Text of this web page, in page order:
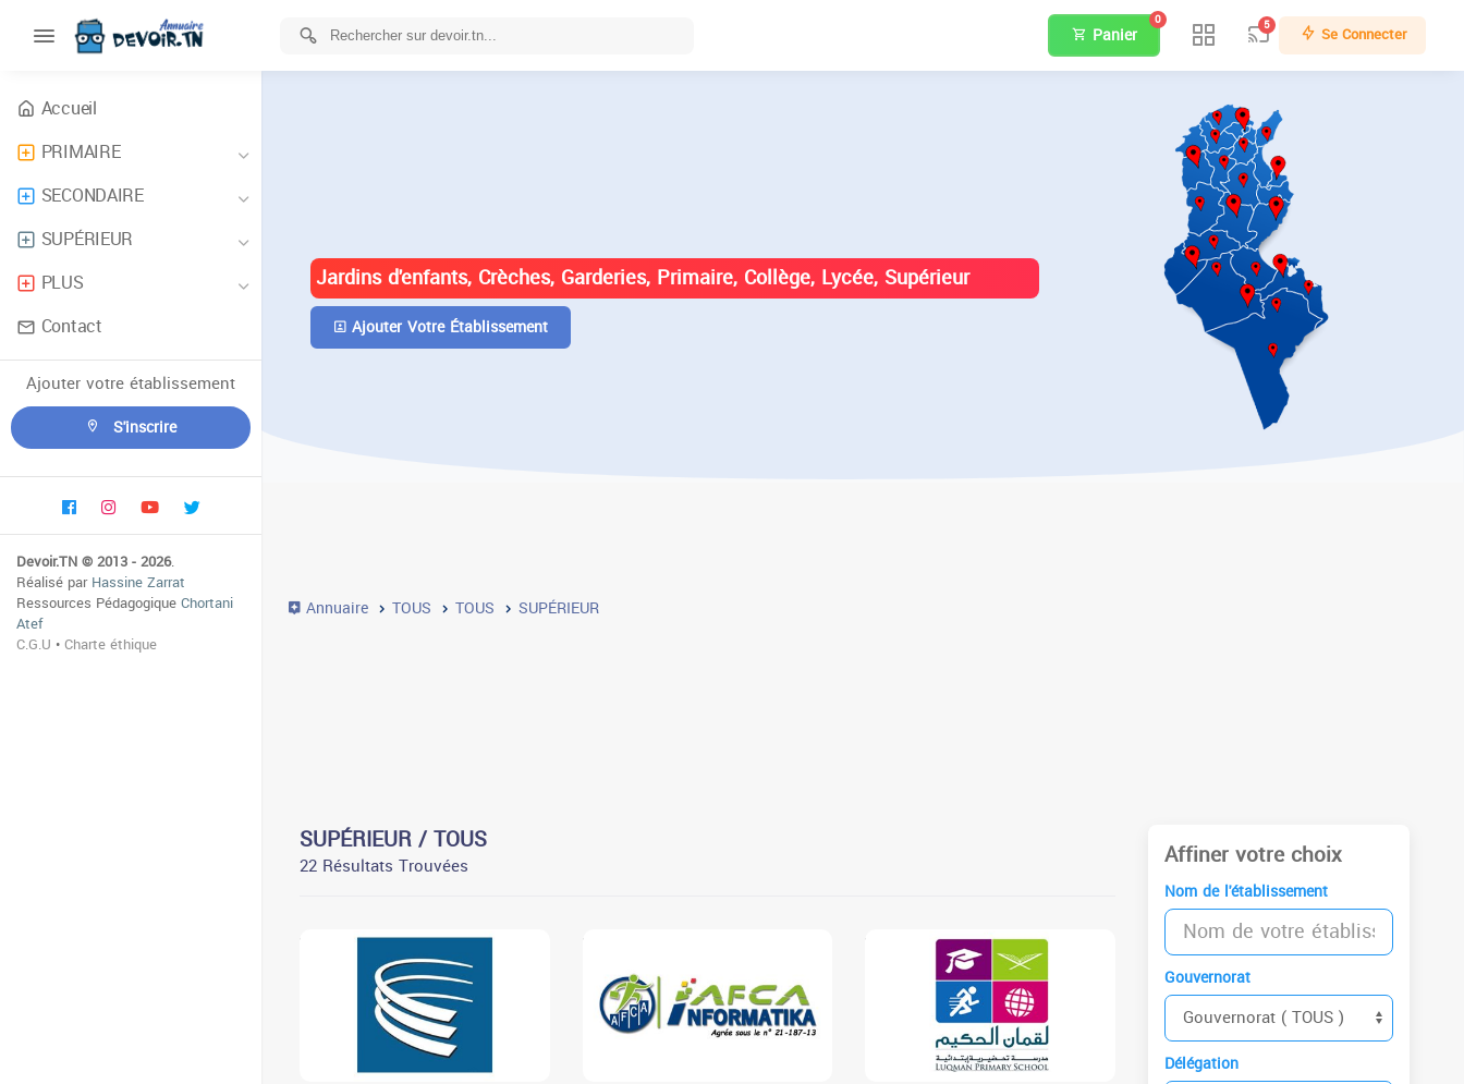
Accueil
PRIMAIRE
SECONDAIRE
SUPÉRIEUR
PLUS
Contact
Ajouter votre établissement
S'inscrire
Devoir.TN © 2013 - 2026.
Réalisé parHassine Zarrat
Ressources PédagogiqueChortani
Atef
C.G.U •Charte éthique
Panier
0 5 Se Connecter
Jardins d'enfants, Crèches, Garderies, Primaire, Collège, Lycée, Supérieur
Ajouter Votre Établissement
Annuaire TOUS TOUS SUPÉRIEUR
SUPÉRIEUR / TOUS
22 Résultats Trouvées Affiner votre choix
Nom de l'établissement
Gouvernorat
Délégation